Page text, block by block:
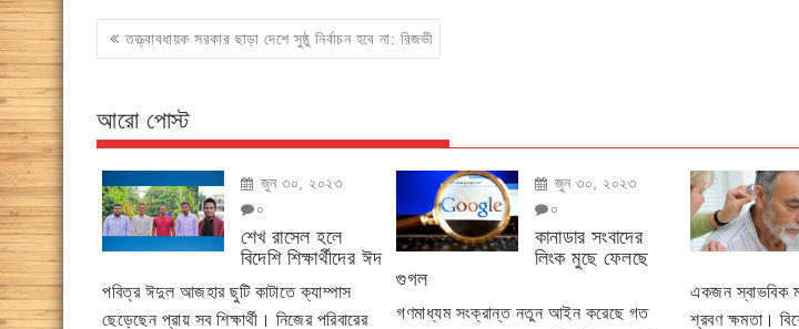
Post
navigation
তত্ত্বাবধায়ক সরকার ছাড়া দেশে সুষ্ঠু নির্বাচন হবে না: রিজভী
আরো পোস্ট
জুন ৩০, ২০২৩
০
শেখ রাসেল হলে
বিদেশি শিক্ষার্থীদের ঈদ
পবিত্র ঈদুল আজহার ছুটি কাটাতে ক্যাম্পাস
ছেড়েছেন প্রায় সব শিক্ষার্থী। নিজের পরিবারের
জুন ৩০, ২০২৩
০
কানাডার সংবাদের
লিংক মুছে ফেলছে
গুগল
গণমাধ্যম সংক্রান্ত নতুন আইন করেছে গত
একজন স্বাভবিক
শ্রবণ ক্ষমতা।